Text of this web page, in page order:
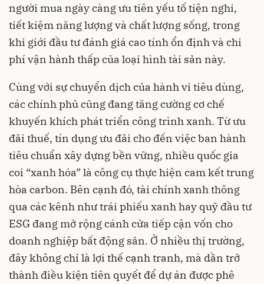
người mua ngày càng ưu tiên yếu tố tiện nghi,
tiết kiệm năng lượng và chất lượng sống, trong
khi giới đầu tư đánh giá cao tính ổn định và chi
phí vận hành thấp của loại hình tài sản này.
Cùng với sự chuyển dịch của hành vi tiêu dùng,
các chính phủ cũng đang tăng cường cơ chế
khuyến khích phát triển công trình xanh. Từ ưu
đãi thuế, tín dụng ưu đãi cho đến việc ban hành
tiêu chuẩn xây dựng bền vững, nhiều quốc gia
coi “xanh hóa” là công cụ thực hiện cam kết trung
hòa carbon. Bên cạnh đó, tài chính xanh thông
qua các kênh như trái phiếu xanh hay quỹ đầu tư
ESG đang mở rộng cánh cửa tiếp cận vốn cho
doanh nghiệp bất động sản. Ở nhiều thị trường,
đây không chỉ là lợi thế cạnh tranh, mà dần trở
thành điều kiện tiên quyết để dự án được phê